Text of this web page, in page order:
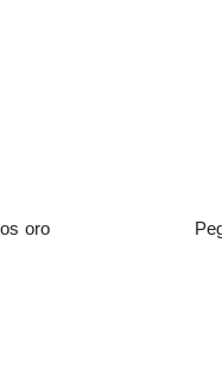
oro